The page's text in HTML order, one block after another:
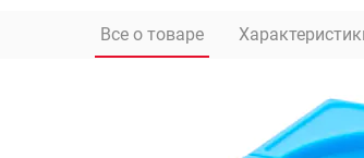
Все о товаре